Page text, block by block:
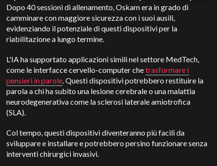
Dopo 40 sessioni di allenamento, Oskam era in grado di
camminare con maggiore sicurezza con i suoi ausili,
evidenziando il potenziale di questi dispositivi per la
riabilitazione a lungo termine.
L'IA ha supportato applicazioni simili nel settore MedTech,
come le interfacce cervello-computer chetrasformare i
pensieri in parole. Questi dispositivi potrebbero restituire la
parola a chi ha subito una lesione cerebrale o una malattia
neurodegenerativa come la sclerosi laterale amiotrofica
(SLA).
Col tempo, questi dispositivi diventeranno più facili da
sviluppare e installare e potrebbero persino funzionare senza
interventi chirurgici invasivi.